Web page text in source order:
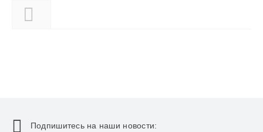
Подпишитесь на наши новости: